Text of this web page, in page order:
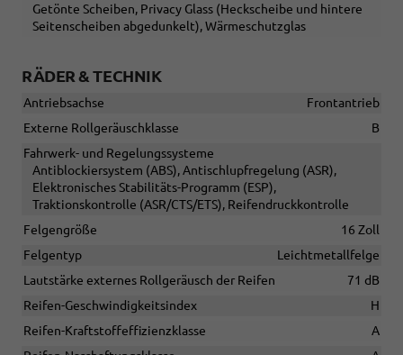
Getönte Scheiben, Privacy Glass (Heckscheibe und hintere
Seitenscheiben abgedunkelt), Wärmeschutzglas
RÄDER & TECHNIK
Antriebsachse
Frontantrieb
Externe Rollgeräuschklasse
B
Fahrwerk- und Regelungssysteme
Antiblockiersystem (ABS), Antischlupfregelung (ASR),
Elektronisches Stabilitäts-Programm (ESP),
Traktionskontrolle (ASR/CTS/ETS), Reifendruckkontrolle
Felgengröße
16 Zoll
Felgentyp
Leichtmetallfelge
Lautstärke externes Rollgeräusch der Reifen
71 dB
Reifen-Geschwindigkeitsindex
H
Reifen-Kraftstoffeffizienzklasse
A